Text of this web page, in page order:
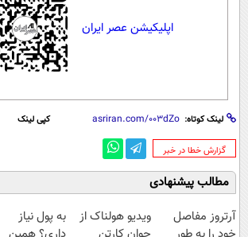
اپلیکیشن عصر ایران
لینک کوتاه: کپی لینک
‌گزارش خطا در خبر
مطالب پیشنهادی
آرتروز مفاصل
ویدیو هولناک از
به پول نیاز